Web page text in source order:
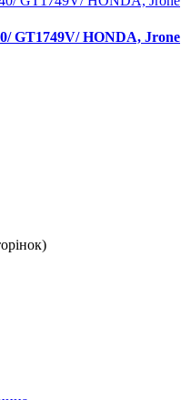
GT1749V/ HONDA, Jrone